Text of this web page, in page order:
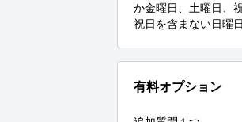
か金曜日、土曜日、
祝日を含まない日曜
有料オプション